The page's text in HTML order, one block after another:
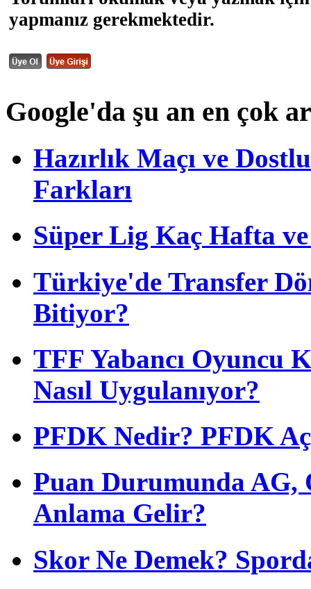
yapmanız gerekmektedir.
Google'da şu an en çok
Hazırlık Maçı ve
Farkları
Süper Lig Kaç Hafta
Türkiye'de Transfer
Bitiyor?
TFF Yabancı Oyuncu
Nasıl Uygulanıyor?
PFDK Nedir? PFDK
Puan Durumunda AG,
Anlama Gelir?
Skor Ne Demek?